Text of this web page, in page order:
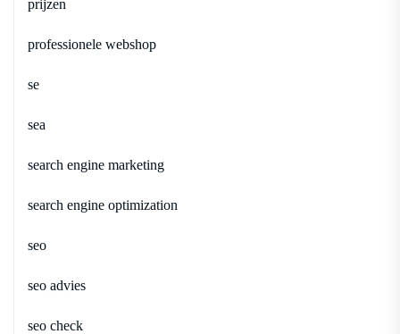
prijzen
professionele webshop
se
sea
search engine marketing
search engine optimization
seo
seo advies
seo check